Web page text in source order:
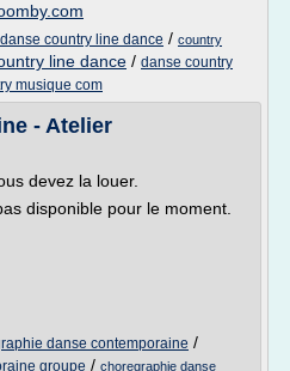
country line dance / country
line dance / danse country
musique com
- Atelier
devez la louer.
disponible pour le moment.
danse contemporaine /
groupe / choregraphie danse